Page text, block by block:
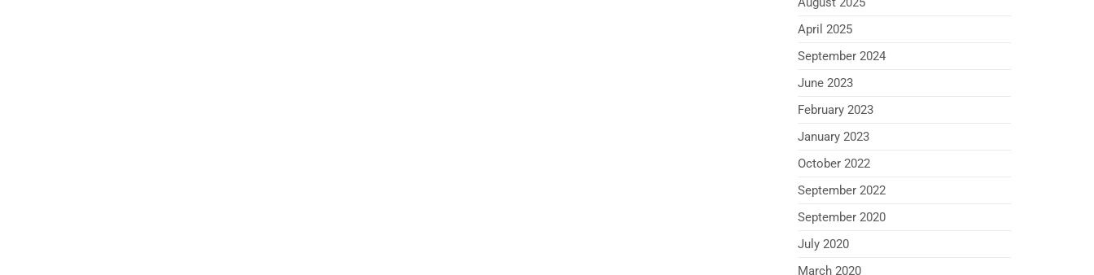
April 2025
September 2024
June 2023
February 2023
January 2023
October 2022
September 2022
September 2020
July 2020
March 2020